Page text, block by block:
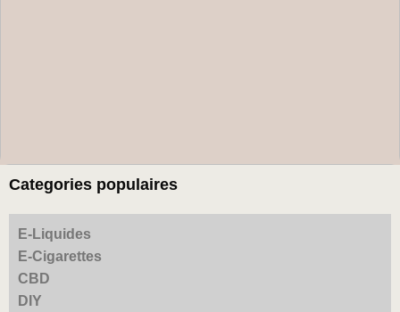
Categories populaires
E-Liquides
E-Cigarettes
CBD
DIY